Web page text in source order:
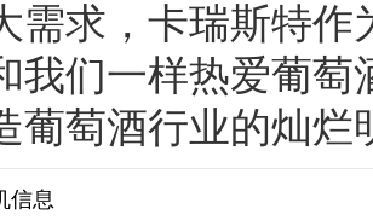
需求，卡瑞斯特
我们一样热爱葡
葡萄酒行业的灿烂
信息